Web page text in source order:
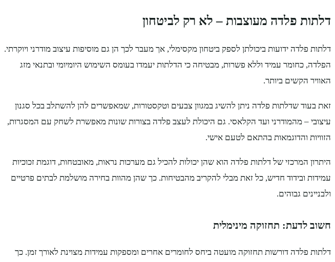
דלתות פלדה מעוצבות – לא רק לביטחון
דלתות פלדה ידועות ביכולתן לספק ביטחון מקסימלי, אך מעבר לכך הן גם מוסיפות עיצוב מודרני ויוקרתי.
הפלדה, כחומר עמיד וללא פשרות, מבטיחה כי הדלתות יעמדו בעומס השימוש היומיומי ובתנאי מזג
האוויר הקשים ביותר.
זאת בעוד שדלתות פלדה ניתן להשיג במגוון צבעים וטקסטורות, שמאפשרים להן להשתלב בכל סגנון
עיצובי – מהמודרני ועד הקלאסי. גם היכולת לעצב פלדה בצורות שונות מאפשרת לשחק עם המסגרות,
הזוויות והדוגמאות בהתאם לטעם אישי.
היתרון המרכזי של דלתות פלדה הוא שהן יכולות להכיל גם מערכות נראות, מאובטחות, דוגמת זכוכיות
עמידות ובידוד חדיש, כל זאת מבלי להקריב מהבטיחות. כך שהן מהוות בחירה מושלמת לבתים פרטיים
ולבניינים גבוהים.
חשוב לדעת: תחזוקה מינימלית
דלתות פלדה דורשות תחזוקה מועטה ביחס לחומרים אחרים ומספקות עמידות מצוינת לאורך זמן. כך